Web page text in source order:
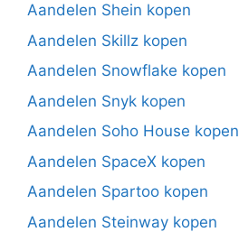
Aandelen Shein kopen
Aandelen Skillz kopen
Aandelen Snowflake kopen
Aandelen Snyk kopen
Aandelen Soho House kopen
Aandelen SpaceX kopen
Aandelen Spartoo kopen
Aandelen Steinway kopen